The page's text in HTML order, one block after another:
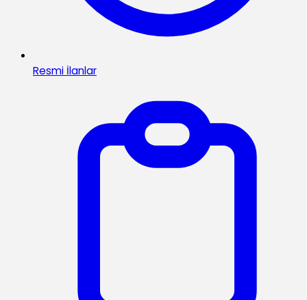
Resmi İlanlar